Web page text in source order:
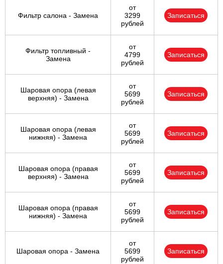
Фильтр салона - Замена
от
3299
рублей
Записаться
Фильтр топливный -
Замена
от
4799
рублей
Записаться
Шаровая опора (левая
верхняя) - Замена
от
5699
рублей
Записаться
Шаровая опора (левая
нижняя) - Замена
от
5699
рублей
Записаться
Шаровая опора (правая
верхняя) - Замена
от
5699
рублей
Записаться
Шаровая опора (правая
нижняя) - Замена
от
5699
рублей
Записаться
Шаровая опора - Замена
от
5699
рублей
Записаться